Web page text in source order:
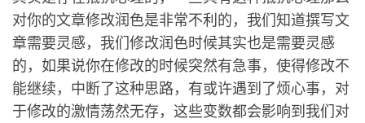
对你的文章修改润色是非常不利的，我们知道撰写文
章需要灵感，我们修改润色时候其实也是需要灵感
的，如果说你在修改的时候突然有急事，使得修改不
能继续，中断了这种思路，有或许遇到了烦心事，对
于修改的激情荡然无存，这些变数都会影响到我们对